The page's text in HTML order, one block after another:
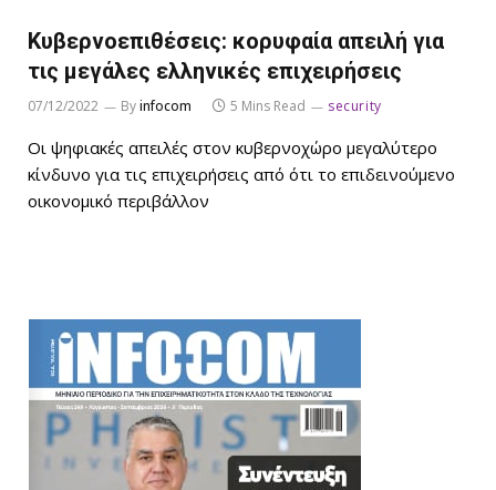
Κυβερνοεπιθέσεις: κορυφαία απειλή για
τις μεγάλες ελληνικές επιχειρήσεις
07/12/2022 Byinfocom 5 Mins Read security
Οι ψηφιακές απειλές στον κυβερνοχώρο μεγαλύτερο
κίνδυνο για τις επιχειρήσεις από ότι το επιδεινούμενο
οικονομικό περιβάλλον